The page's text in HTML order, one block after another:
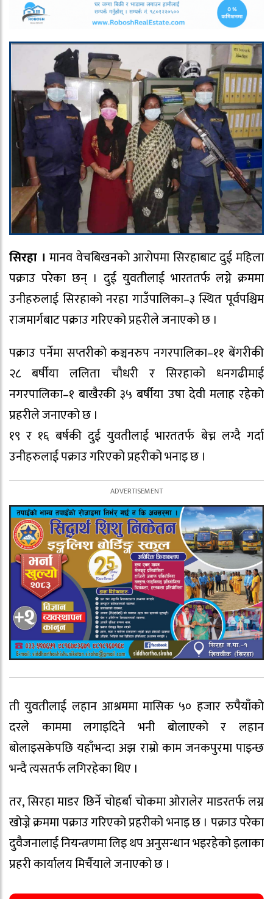
सिरहा । मानव वेचबिखनको आरोपमा सिरहाबाट दुई महिला
पक्राउ परेका छन् । दुई युवतीलाई भारततर्फ लग्ने क्रममा
उनीहरुलाई सिरहाको नरहा गाउँपालिका–३ स्थित पूर्वपश्चिम
राजमार्गबाट पक्राउ गरिएको प्रहरीले जनाएको छ ।
पक्राउ पर्नेमा सप्तरीको कञ्चनरुप नगरपालिका–११ बेंगरीकी
२८ बर्षीया ललिता चौधरी र सिरहाको धनगढीमाई
नगरपालिका–१ बाखैरकी ३५ बर्षीया उषा देवी मलाह रहेको
प्रहरीले जनाएको छ ।
१९ र १६ बर्षकी दुई युवतीलाई भारततर्फ बेच्न लग्दै गर्दा
उनीहरुलाई पक्राउ गरिएको प्रहरीको भनाइ छ ।
ती युवतीलाई लहान आश्रममा मासिक ५० हजार रुपैयाँको
दरले काममा लगाइदिने भनी बोलाएको र लहान
बोलाइसकेपछि यहाँभन्दा अझ राम्रो काम जनकपुरमा पाइन्छ
भन्दै त्यसतर्फ लगिरहेका थिए ।
तर, सिरहा माडर छिर्ने चोहर्बा चोकमा ओरालेर माडरतर्फ लग्न
खोज्ने क्रममा पक्राउ गरिएको प्रहरीको भनाइ छ । पक्राउ परेका
दुवैजनालाई नियन्त्रणमा लिइ थप अनुसन्धान भइरहेको इलाका
प्रहरी कार्यालय मिर्चैयाले जनाएको छ ।